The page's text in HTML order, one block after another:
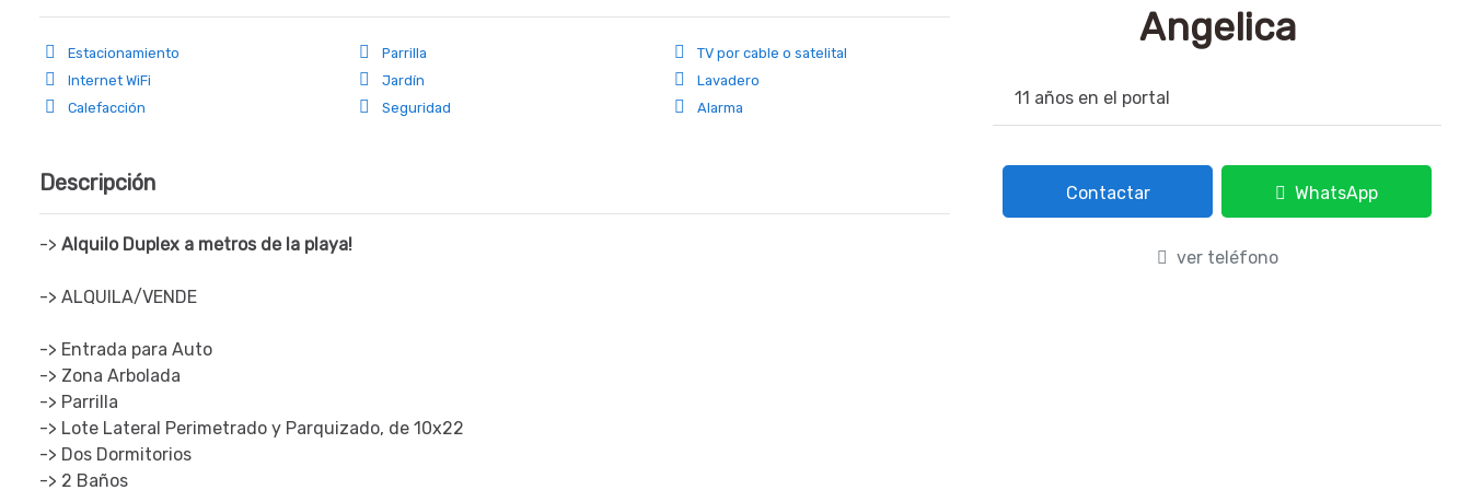
Estacionamiento Parrilla
TV por cable o satelital
Internet WiFi
Jardín
Lavadero
Calefacción
Seguridad Alarma
Descripción
-> Alquilo Duplex a metros de la playa!
-> ALQUILA/VENDE
-> Entrada para Auto
-> Zona Arbolada
-> Parrilla
-> Lote Lateral Perimetrado y Parquizado, de 10x22
-> Dos Dormitorios
-> 2 Baños
Angelica
11 años en el portal
Contactar WhatsApp
ver teléfono